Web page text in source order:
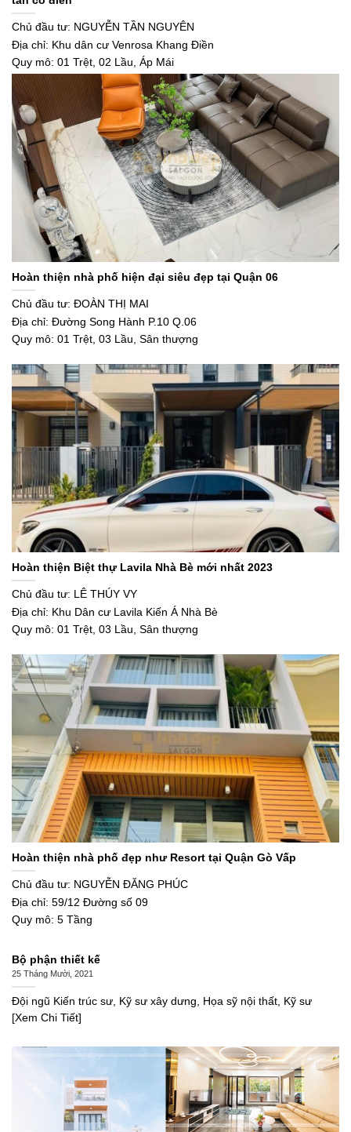
Chủ đầu tư: NGUYỄN TẦN NGUYÊN
Địa chỉ: Khu dân cư Venrosa Khang Điền
Quy mô: 01 Trệt, 02 Lầu, Áp Mái
Hoàn thiện nhà phố hiện đại siêu đẹp tại Quận 06
Chủ đầu tư: ĐOÀN THỊ MAI
Địa chỉ: Đường Song Hành P.10 Q.06
Quy mô: 01 Trệt, 03 Lầu, Sân thượng
Hoàn thiện Biệt thự Lavila Nhà Bè mới nhất 2023
Chủ đầu tư: LÊ THÚY VY
Địa chỉ: Khu Dân cư Lavila Kiến Á Nhà Bè
Quy mô: 01 Trệt, 03 Lầu, Sân thượng
Hoàn thiện nhà phố đẹp như Resort tại Quận Gò Vấp
Chủ đầu tư: NGUYỄN ĐĂNG PHÚC
Địa chỉ: 59/12 Đường số 09
Quy mô: 5 Tầng
Bộ phận thiết kế
25 Tháng Mười, 2021
Đội ngũ Kiến trúc sư, Kỹ sư xây dưng, Họa sỹ nội thất, Kỹ sư
[Xem Chi Tiết]